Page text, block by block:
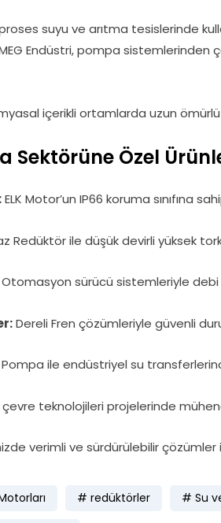
suyu ve arıtma tesislerinde
Endüstri, pompa
içerikli ortamlarda uzun
Sektörüne Özel
ELK Motor’un IP66 koruma sınıfına
Redüktör ile düşük devirli yüksek
Otomasyon sürücü sistemleriyle
Dereli Fren çözümleriyle güvenli
Pompa ile endüstriyel su
çevre teknolojileri projelerinde
verimli ve sürdürülebilir çözümler
redüktörler Su